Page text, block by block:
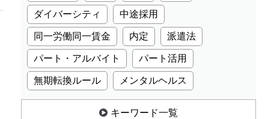
ダイバーシティ 中途採用
同一労働同一賃金 内定 派遣法
パート・アルバイト パート活用
無期転換ルール メンタルヘルス
キーワード一覧